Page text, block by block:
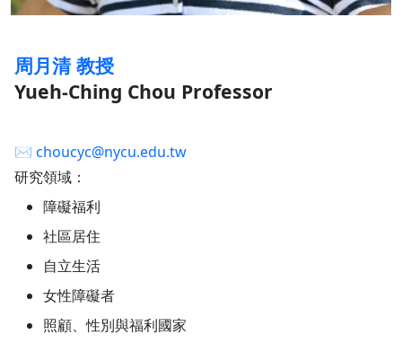
周月清 教授
Yueh-Ching Chou Professor
✉︎ choucyc@nycu.edu.tw
研究領域：
障礙福利
社區居住
自立生活
女性障礙者
照顧、性別與福利國家